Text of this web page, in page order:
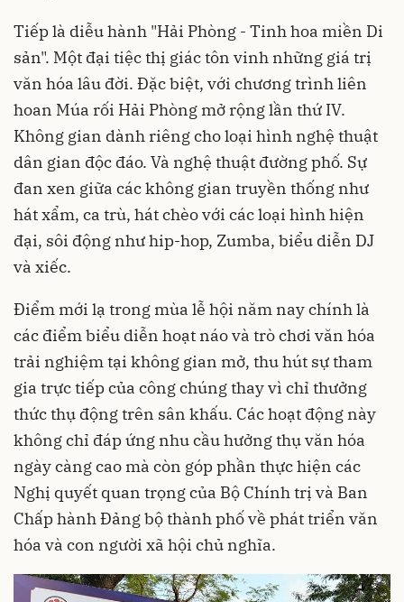
Tiếp là diễu hành "Hải Phòng - Tinh hoa miền Di
sản". Một đại tiệc thị giác tôn vinh những giá trị
văn hóa lâu đời. Đặc biệt, với chương trình liên
hoan Múa rối Hải Phòng mở rộng lần thứ IV.
Không gian dành riêng cho loại hình nghệ thuật
dân gian độc đáo. Và nghệ thuật đường phố. Sự
đan xen giữa các không gian truyền thống như
hát xẩm, ca trù, hát chèo với các loại hình hiện
đại, sôi động như hip-hop, Zumba, biểu diễn DJ
và xiếc.
Điểm mới lạ trong mùa lễ hội năm nay chính là
các điểm biểu diễn hoạt náo và trò chơi văn hóa
trải nghiệm tại không gian mở, thu hút sự tham
gia trực tiếp của công chúng thay vì chỉ thưởng
thức thụ động trên sân khấu. Các hoạt động này
không chỉ đáp ứng nhu cầu hưởng thụ văn hóa
ngày càng cao mà còn góp phần thực hiện các
Nghị quyết quan trọng của Bộ Chính trị và Ban
Chấp hành Đảng bộ thành phố về phát triển văn
hóa và con người xã hội chủ nghĩa.